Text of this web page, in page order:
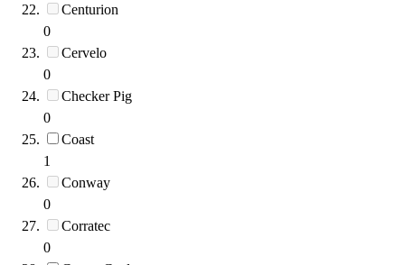
Centurion
0
Cervelo
0
Checker Pig
0
Coast
1
Conway
0
Corratec
0